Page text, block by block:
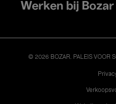
Werken bij Bozar
© 2026 BOZAR. PALEIS VOOR